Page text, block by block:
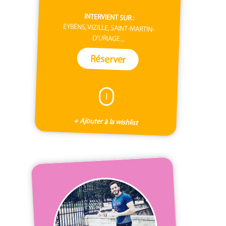
INTERVIENT SUR :
EYBENS, VIZILLE, SAINT-MARTIN-
D'URIAGE...
Réserver
I
+ Ajouter à la wishlist